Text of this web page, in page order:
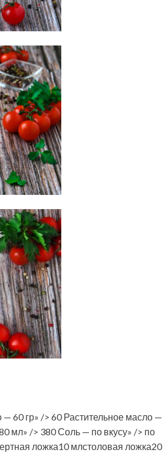
60 гр» /> 60 Растительное масло —
мл» /> 380 Соль — по вкусу» /> по
ложка10 млстоловая ложка20